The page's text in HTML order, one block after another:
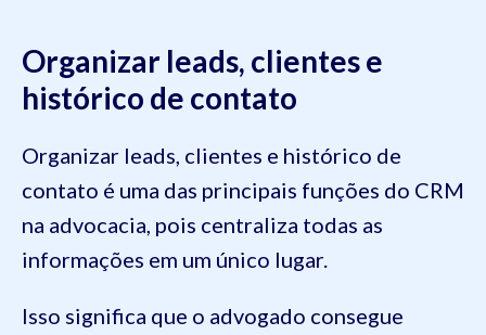
Organizar leads, clientes e
histórico de contato
Organizar leads, clientes e histórico de
contato é uma das principais funções do CRM
na advocacia, pois centraliza todas as
informações em um único lugar.
Isso significa que o advogado consegue